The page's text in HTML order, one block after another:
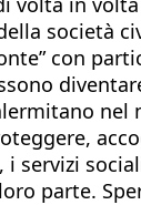
società
con
nel
servizi
parte.